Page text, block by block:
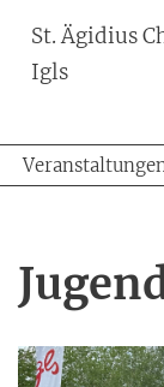
Zum
Inhalt
St. Ägidius
Igls